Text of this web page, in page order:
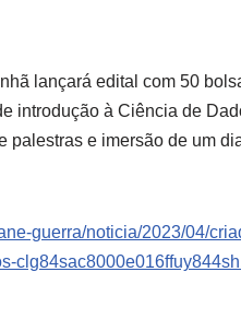
lançará edital com 50
introdução à Ciência de
palestras e imersão de um
guerra/noticia/2023/04/